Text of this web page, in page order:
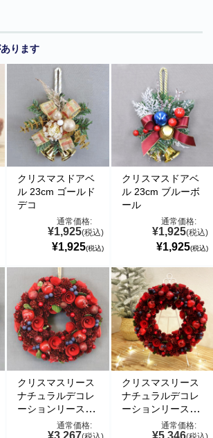
ります
クリスマスドアベ
ル 23cm ゴールド
デコ
通常価格:
¥1,925(税込)
¥1,925(税込)
クリスマスドアベ
ル 23cm ブルーボ
ール
通常価格:
¥1,925(税込)
¥1,925(税込)
クリスマスリース
ナチュラルデコレ
ーションリース(レ
ッド) 24cm通常価格:
¥3,267(税込)
クリスマスリース
ナチュラルデコレ
ーションリース(レ
ッド) 31cm通常価格:
¥5,346(税込)
だきましたご注文やお問い合わせ等に関しま
次対応させていただきます。お客様にはご不
、何卒ご了承くださいますようお願い申し上
ールにご注意ください**
発信元がヤマト運輸
、「Marco-Line」からの荷物が配送される旨
というお問い合わせが多数寄せられていま
いないのにこのようなメールが届くなど、身
メールを開いたり、メール内のリンクをタッ
ようご注意ください。なお、ご不明の場合
運輸に直接お問い合わせください。〔 2024
せ**
2024年8月14日(水)および8月15日(木)は
ただきます。そのため、8月13日(火)14:00か
い申し上げます。
ド グレインフリー成犬用（レッド）とグレイ
犬用（ゴールド）が新入荷しました。
インフリー ドッグフードが新たに追加入荷い
遅れておりました。まことに申し訳ございま